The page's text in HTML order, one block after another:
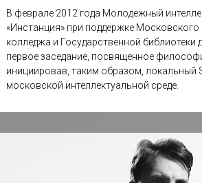
В феврале 2012 года Молодежный
«Инстанция» при поддержке
колледжа и Государственной библиотеки
первое заседание, посвященное
инициировав, таким образом, локальный
московской интеллектуальной среде.